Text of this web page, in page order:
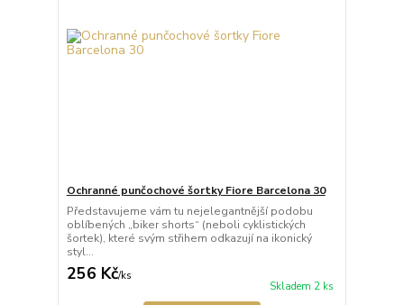
Ochranné punčochové šortky Fiore Barcelona 30
Představujeme vám tu nejelegantnější podobu
oblíbených „biker shorts“ (neboli cyklistických
šortek), které svým střihem odkazují na ikonický
styl...
256 Kč/ks
Skladem 2 ks